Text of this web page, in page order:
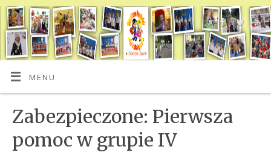
MENU
Zabezpieczone: Pierwsza
pomoc w grupie IV